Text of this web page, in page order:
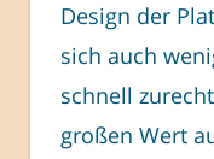
Design der
sich auch
schnell
großen Wert